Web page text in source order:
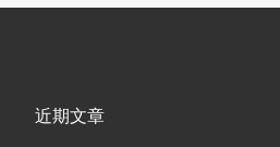
近期文章